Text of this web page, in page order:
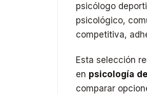
psicólogo
psicológico,
competitiva,
Esta selección
en psicología
comparar